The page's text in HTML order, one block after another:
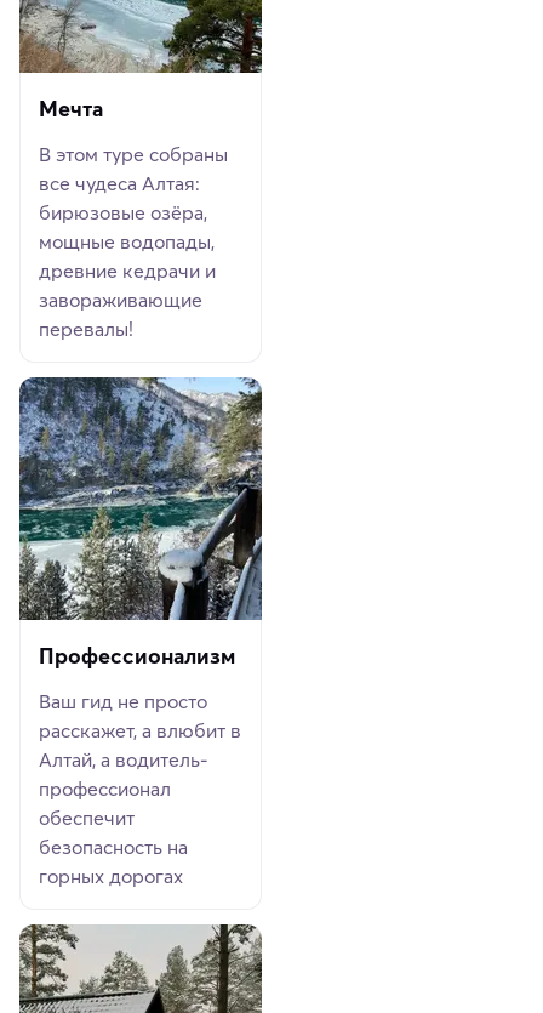
Мечта
В этом туре собраны
все чудеса Алтая:
бирюзовые озёра,
мощные водопады,
древние кедрачи и
завораживающие
перевалы!
Профессионализм
Ваш гид не просто
расскажет, а влюбит в
Алтай, а водитель-
профессионал
обеспечит
безопасность на
горных дорогах